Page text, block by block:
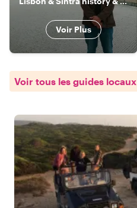
Voir Plus
Voir tous les guides locaux